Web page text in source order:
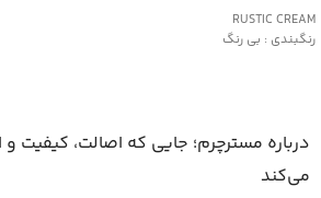
RUSTIC CREAM
رنگبندی : بی رنگ
مناسب کیف و کفش، پوشاک و مبلمان
چرمی
درباره مسترچرم؛ جایی که اصالت، کیفیت و
می‌کند